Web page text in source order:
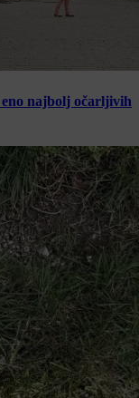
najbolj očarljivih